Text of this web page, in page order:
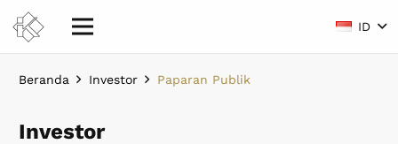
ID
Beranda Investor Paparan Publik
Investor